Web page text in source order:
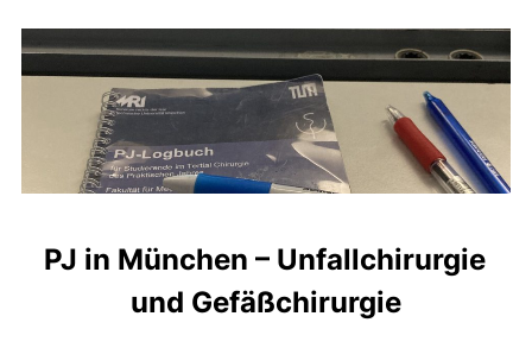
PJ in München – Unfallchirurgie
und Gefäßchirurgie